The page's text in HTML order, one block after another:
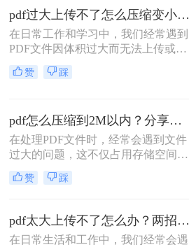
绍三种实用的PDF压缩方法，帮助您
轻松将PDF文件压缩得更小。
pdf过大上传不了怎么压缩变小？快来试试这3种压缩方法！
在日常工作和学习中，我们经常遇到
PDF文件因体积过大而无法上传或分
享的情况。那么pdf过大上传不了怎么
压缩变小呢？为了帮助您轻松应对这
赞 踩
pdf怎么压缩到2M以内？分享两种实用压缩方法！
在处理PDF文件时，经常会遇到文件
过大的问题，这不仅占用存储空间，
还影响文件的传输速度。为了满足特
定需求，将PDF文件压缩到2M以内变
以内呢？本文将介绍两种常用的PDF
压缩方法。
赞 踩
pdf太大上传不了怎么办？两招帮你解决！
在日常生活和工作中，我们经常会遇